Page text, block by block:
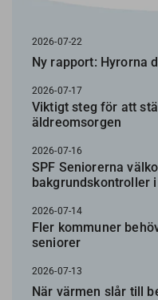
2026-07-22
Ny rapport: Hyrorna
2026-07-17
Viktigt steg för att
äldreomsorgen
2026-07-16
SPF Seniorerna
bakgrundskontroller
2026-07-14
Fler kommuner
seniorer
2026-07-13
När värmen slår till